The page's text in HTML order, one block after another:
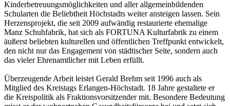
Kinderbetreuungsmöglichkeiten und aller allgemeinbildenden
Schularten die Beliebtheit Höchstadts weiter ansteigen lassen. Sein
Herzensprojekt, die seit 2009 aufwändig restaurierte ehemalige
Manz Schuhfabrik, hat sich als FORTUNA Kulturfabrik zu einem
äußerst beliebten kulturellen und öffentlichen Treffpunkt entwickelt,
den nicht nur das Engagement von städtischer Seite, sondern auch
das vieler Ehrenamtlicher mit Leben erfüllt.
Überzeugende Arbeit leistet Gerald Brehm seit 1996 auch als
Mitglied des Kreistags Erlangen-Höchstadt. 18 Jahre gestaltete er
die Kreispolitik als Fraktionsvorsitzender mit. Besondere Bedeutung